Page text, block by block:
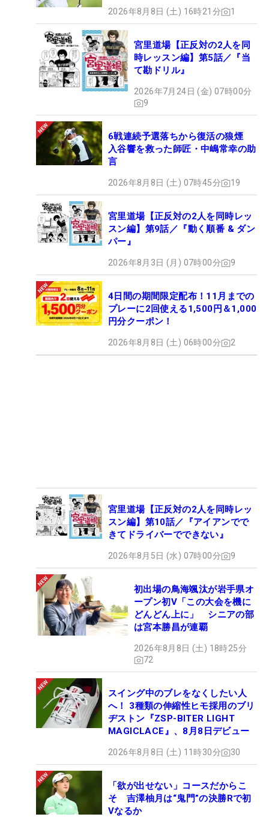
2026年8月8日 (土) 16時21分 1
宮里道場【正反対の2人を同
時レッスン編】第5話／『当
て勘ドリル』
2026年7月24日 (金) 07時00分
9
6戦連続予選落ちから復活の狼煙
入谷響を救った師匠・中嶋常幸の助
言
2026年8月8日 (土) 07時45分 19
宮里道場【正反対の2人を同時レッ
スン編】第9話／『動く順番 & ダン
パー』
2026年8月3日 (月) 07時00分 9
4日間の期間限定配布！11月までの
プレーに2回使える1,500円＆1,000
円分クーポン！
2026年8月8日 (土) 06時00分 2
宮里道場【正反対の2人を同時レッ
スン編】第10話／『アイアンでで
きてドライバーでできない』
2026年8月5日 (水) 07時00分 9
初出場の鳥海颯汰が岩手県オ
ープン初V「この大会を機に
どんどん上に」 シニアの部
は宮本勝昌が連覇
2026年8月8日 (土) 18時25分
72
スイング中のブレをなくしたい人
へ！ 3種類の伸縮性ヒモ採用のブリ
ヂストン『ZSP-BITER LIGHT
MAGICLACE』、8月8日デビュー
2026年8月8日 (土) 11時30分 30
「欲が出せない」コースだからこ
そ 吉澤柚月は“鬼門”の決勝Rで初
Vなるか